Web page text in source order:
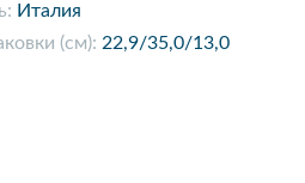
Италия
(см): 22,9/35,0/13,0